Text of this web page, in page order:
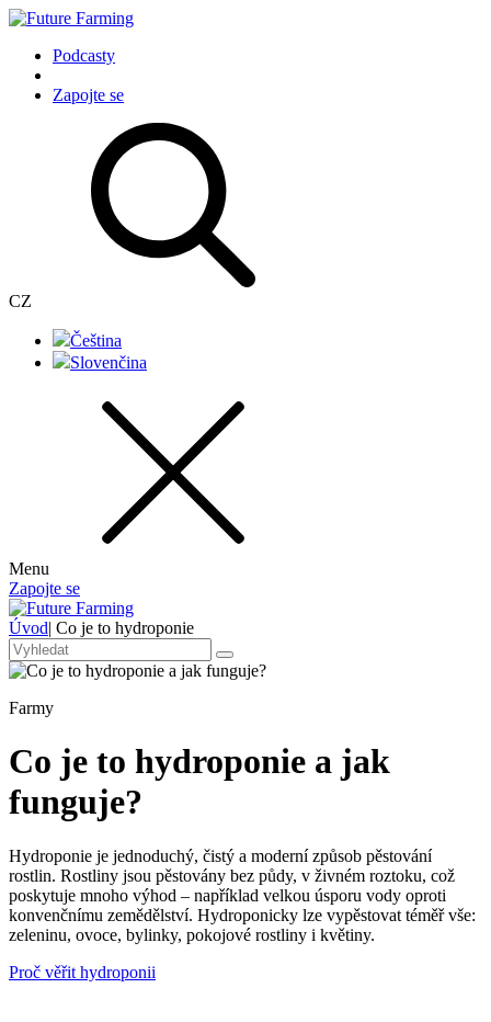
Podcasty
Zapojte se
CZ
Čeština
Slovenčina
Menu
Zapojte se
Úvod| Co je to hydroponie
Farmy
Co je to hydroponie a jak
funguje?
Hydroponie je jednoduchý, čistý a moderní způsob pěstování
rostlin. Rostliny jsou pěstovány bez půdy, v živném roztoku, což
poskytuje mnoho výhod – například velkou úsporu vody oproti
konvenčnímu zemědělství. Hydroponicky lze vypěstovat téměř vše:
zeleninu, ovoce, bylinky, pokojové rostliny i květiny.
Proč věřit hydroponii